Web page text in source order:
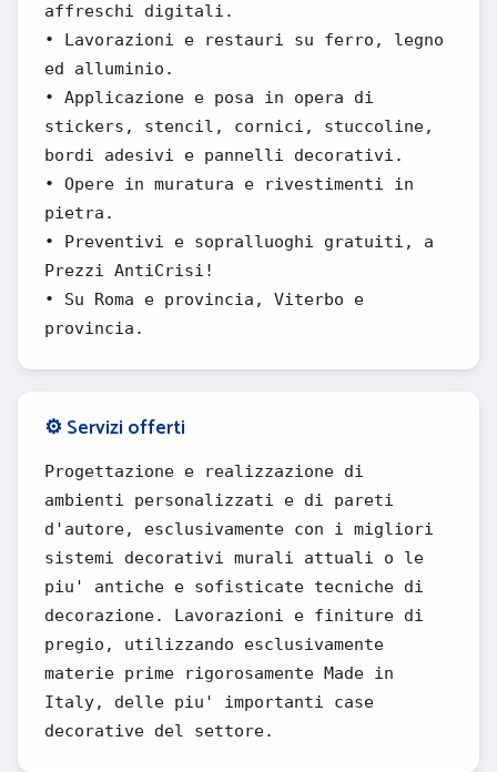
affreschi digitali.
• Lavorazioni e restauri su ferro, legno
ed alluminio.
• Applicazione e posa in opera di
stickers, stencil, cornici, stuccoline,
bordi adesivi e pannelli decorativi.
• Opere in muratura e rivestimenti in
pietra.
• Preventivi e sopralluoghi gratuiti, a
Prezzi AntiCrisi!
• Su Roma e provincia, Viterbo e
provincia.
⚙️ Servizi offerti
Progettazione e realizzazione di
ambienti personalizzati e di pareti
d'autore, esclusivamente con i migliori
sistemi decorativi murali attuali o le
piu' antiche e sofisticate tecniche di
decorazione. Lavorazioni e finiture di
pregio, utilizzando esclusivamente
materie prime rigorosamente Made in
Italy, delle piu' importanti case
decorative del settore.